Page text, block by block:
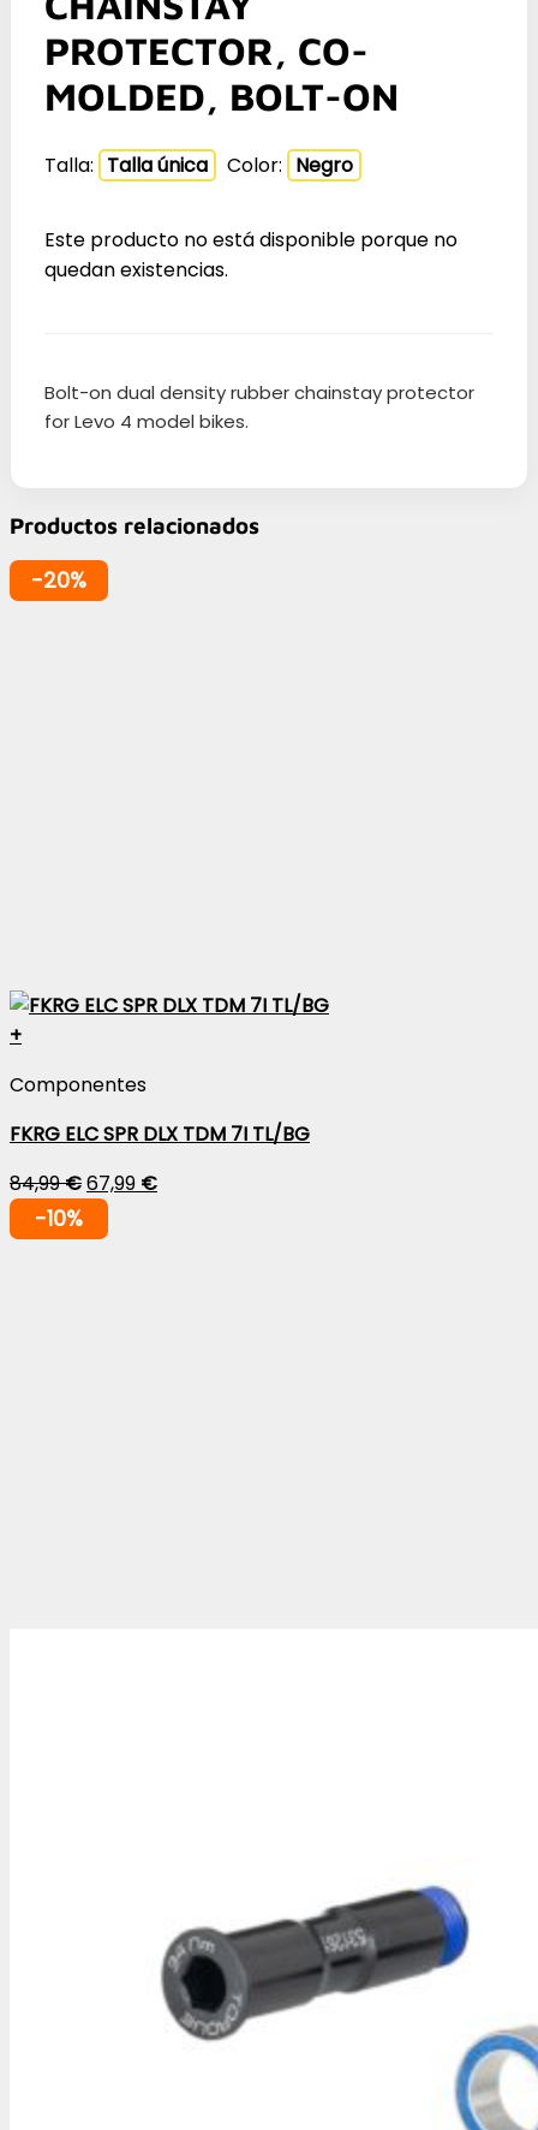
PROTECTOR, CO-
MOLDED, BOLT-ON
Talla: Talla única Color: Negro
Este producto no está disponible porque no
quedan existencias.
Bolt-on dual density rubber chainstay protector
for Levo 4 model bikes.
Productos relacionados
-20%
+
Componentes
FKRG ELC SPR DLX TDM 7I TL/BG
84,99€67,99 €
-10%